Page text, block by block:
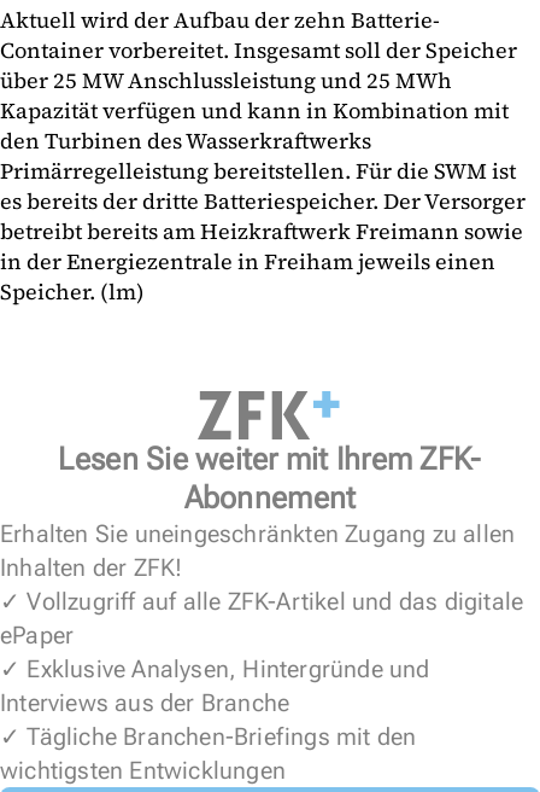
Aktuell wird der Aufbau der zehn Batterie-
Container vorbereitet. Insgesamt soll der Speicher
über 25 MW Anschlussleistung und 25 MWh
Kapazität verfügen und kann in Kombination mit
den Turbinen des Wasserkraftwerks
Primärregelleistung bereitstellen. Für die SWM ist
es bereits der dritte Batteriespeicher. Der Versorger
betreibt bereits am Heizkraftwerk Freimann sowie
in der Energiezentrale in Freiham jeweils einen
Speicher. (lm)
Lesen Sie weiter mit Ihrem ZFK-
Abonnement
Erhalten Sie uneingeschränkten Zugang zu allen
Inhalten der ZFK!
✓ Vollzugriff auf alle ZFK-Artikel und das digitale
ePaper
✓ Exklusive Analysen, Hintergründe und
Interviews aus der Branche
✓ Tägliche Branchen-Briefings mit den
wichtigsten Entwicklungen